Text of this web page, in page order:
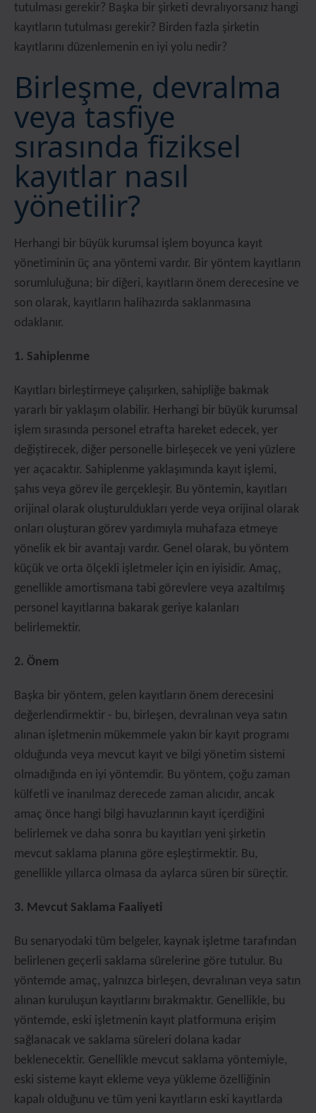
tutulması gerekir? Başka bir şirketi devralıyorsanız hangi
kayıtların tutulması gerekir? Birden fazla şirketin
kayıtlarını düzenlemenin en iyi yolu nedir?
Birleşme, devralma
veya tasfiye
sırasında fiziksel
kayıtlar nasıl
yönetilir?
Herhangi bir büyük kurumsal işlem boyunca kayıt
yönetiminin üç ana yöntemi vardır. Bir yöntem kayıtların
sorumluluğuna; bir diğeri, kayıtların önem derecesine ve
son olarak, kayıtların halihazırda saklanmasına
odaklanır.
1. Sahiplenme
Kayıtları birleştirmeye çalışırken, sahipliğe bakmak
yararlı bir yaklaşım olabilir. Herhangi bir büyük kurumsal
işlem sırasında personel etrafta hareket edecek, yer
değiştirecek, diğer personelle birleşecek ve yeni yüzlere
yer açacaktır. Sahiplenme yaklaşımında kayıt işlemi,
şahıs veya görev ile gerçekleşir. Bu yöntemin, kayıtları
orijinal olarak oluşturuldukları yerde veya orijinal olarak
onları oluşturan görev yardımıyla muhafaza etmeye
yönelik ek bir avantajı vardır. Genel olarak, bu yöntem
küçük ve orta ölçekli işletmeler için en iyisidir. Amaç,
genellikle amortismana tabi görevlere veya azaltılmış
personel kayıtlarına bakarak geriye kalanları
belirlemektir.
2. Önem
Başka bir yöntem, gelen kayıtların önem derecesini
değerlendirmektir - bu, birleşen, devralınan veya satın
alınan işletmenin mükemmele yakın bir kayıt programı
olduğunda veya mevcut kayıt ve bilgi yönetim sistemi
olmadığında en iyi yöntemdir. Bu yöntem, çoğu zaman
külfetli ve inanılmaz derecede zaman alıcıdır, ancak
amaç önce hangi bilgi havuzlarının kayıt içerdiğini
belirlemek ve daha sonra bu kayıtları yeni şirketin
mevcut saklama planına göre eşleştirmektir. Bu,
genellikle yıllarca olmasa da aylarca süren bir süreçtir.
3. Mevcut Saklama Faaliyeti
Bu senaryodaki tüm belgeler, kaynak işletme tarafından
belirlenen geçerli saklama sürelerine göre tutulur. Bu
yöntemde amaç, yalnızca birleşen, devralınan veya satın
alınan kuruluşun kayıtlarını bırakmaktır. Genellikle, bu
yöntemde, eski işletmenin kayıt platformuna erişim
sağlanacak ve saklama süreleri dolana kadar
beklenecektir. Genellikle mevcut saklama yöntemiyle,
eski sisteme kayıt ekleme veya yükleme özelliğinin
kapalı olduğunu ve tüm yeni kayıtların eski kayıtlarda